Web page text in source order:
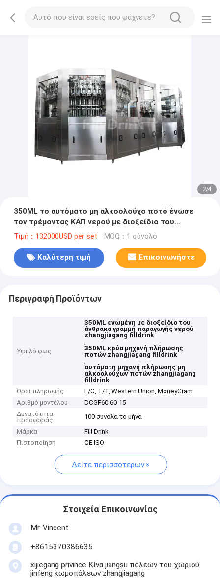
2/4
350ML το αυτόματο μη αλκοολούχο ποτό ένωσε
τον τρέμοντας ΚΑΠ νερού με διοξείδιο του
άνθρακα ταξινομώντας ανελκυστήρα γραμμών
Τιμή：132000USD per set MOQ：1 σύνολο
Καλύτερη τιμή Επικοινωνήστε
Περιγραφή Προϊόντων
Υψηλό φως
350ML ενωμένη με διοξείδιο του
άνθρακα γραμμή παραγωγής νερού
zhangjiagang filldrink
,
350ML κρύα μηχανή πλήρωσης
ποτών zhangjiagang filldrink
,
αυτόματη μηχανή πλήρωσης μη
αλκοολούχων ποτών zhangjiagang
filldrink
Όροι πληρωμής
L/C, T/T, Western Union, MoneyGram
Αριθμό μοντέλου
DCGF60-60-15
Δυνατότητα
προσφοράς
100 σύνολα το μήνα
Μάρκα
Fill Drink
Πιστοποίηση
CE ISO
Δείτε περισσότερων
Στοιχεία Επικοινωνίας
Mr. Vincent
+8615370386635
xijiegang privince Κίνα jiangsu πόλεων του χωριού
jinfeng κωμοπόλεων zhangjiagang